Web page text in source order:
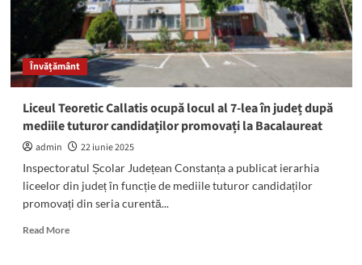
Ovidius
Constanța:
Iată
programele
de
Învățământ
Liceul Teoretic Callatis ocupă locul al 7-lea în județ după
mediile tuturor candidaților promovați la Bacalaureat
admin
22 iunie 2025
Inspectoratul Școlar Județean Constanța a publicat ierarhia
liceelor din județ în funcție de mediile tuturor candidaților
promovați din seria curentă...
Read MoreRead